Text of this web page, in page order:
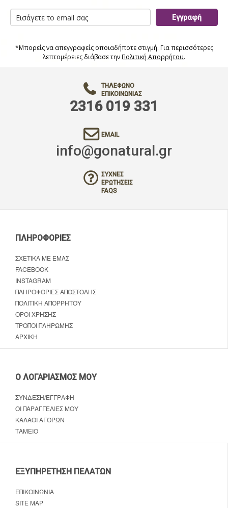
Εγγραφή
*Μπορείς να απεγγραφείς οποιαδήποτε στιγμή. Για περισσότερες
λεπτομέρειες διάβασε τηνΠολιτική Απορρήτου.
ΤΗΛΈΦΩΝΟ
ΕΠΙΚΟΙΝΩΝΊΑΣ
2316 019 331
EMAIL
info@gonatural.gr
ΣΥΧΝΈΣ
ΕΡΩΤΉΣΕΙΣ
FAQS
ΠΛΗΡΟΦΟΡΊΕΣ
ΣΧΕΤΙΚΆ ΜΕ ΕΜΆΣ
FACEBOOK
INSTAGRAM
ΠΛΗΡΟΦΟΡΊΕΣ ΑΠΟΣΤΟΛΉΣ
ΠΟΛΙΤΙΚΉ ΑΠΟΡΡΉΤΟΥ
ΌΡΟΙ ΧΡΉΣΗΣ
ΤΡΌΠΟΙ ΠΛΗΡΩΜΉΣ
ΑΡΧΙΚΉ
Ο ΛΟΓΑΡΙΑΣΜΌΣ ΜΟΥ
ΣΎΝΔΕΣΗ/ΕΓΓΡΑΦΉ
ΟΙ ΠΑΡΑΓΓΕΛΊΕΣ ΜΟΥ
ΚΑΛΆΘΙ ΑΓΟΡΏΝ
ΤΑΜΕΊΟ
ΕΞΥΠΗΡΈΤΗΣΗ ΠΕΛΑΤΏΝ
ΕΠΙΚΟΙΝΩΝΊΑ
SITE MAP